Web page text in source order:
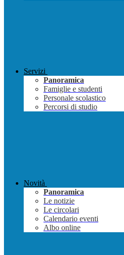
Servizi
Panoramica
Famiglie e studenti
Personale scolastico
Percorsi di studio
Novità
Panoramica
Le notizie
Le circolari
Calendario eventi
Albo online